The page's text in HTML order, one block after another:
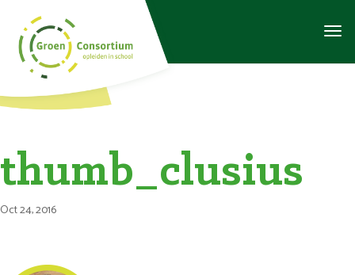
thumb_clusius
Oct 24, 2016